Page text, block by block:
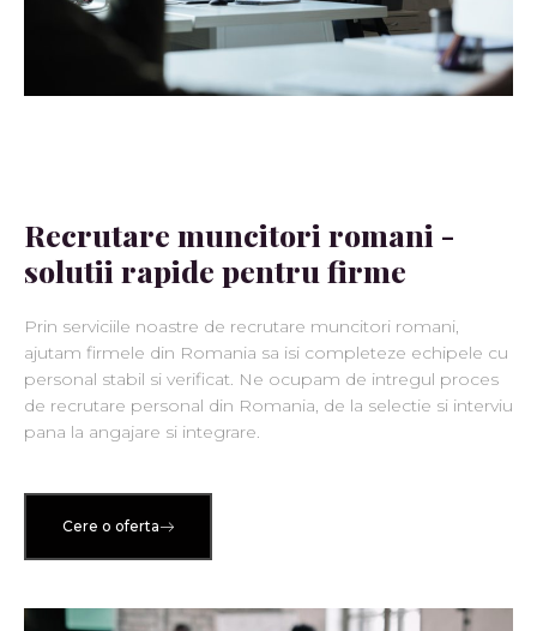
Recrutare muncitori romani -
solutii rapide pentru firme
Prin serviciile noastre de recrutare muncitori romani,
ajutam firmele din Romania sa isi completeze echipele cu
personal stabil si verificat. Ne ocupam de intregul proces
de recrutare personal din Romania, de la selectie si interviu
pana la angajare si integrare.
Cere o oferta